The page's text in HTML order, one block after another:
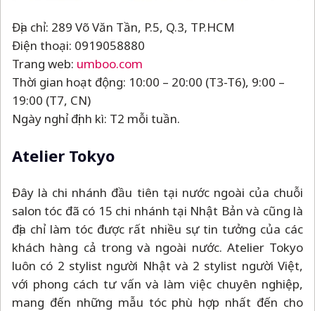
Địa chỉ: 289 Võ Văn Tần, P.5, Q.3, TP.HCM
Điện thoại: 0919058880
Trang web: umboo.com
Thời gian hoạt động: 10:00 – 20:00 (T3-T6), 9:00 –
19:00 (T7, CN)
Ngày nghỉ định kì: T2 mỗi tuần.
Atelier Tokyo
Đây là chi nhánh đầu tiên tại nước ngoài của chuỗi
salon tóc đã có 15 chi nhánh tại Nhật Bản và cũng là
địa chỉ làm tóc được rất nhiều sự tin tưởng của các
khách hàng cả trong và ngoài nước. Atelier Tokyo
luôn có 2 stylist người Nhật và 2 stylist người Việt,
với phong cách tư vấn và làm việc chuyên nghiệp,
mang đến những mẫu tóc phù hợp nhất đến cho